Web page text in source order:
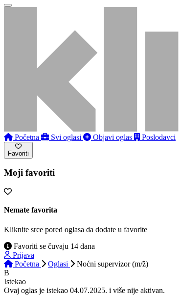
Početna Svi oglasi Objavi oglas Poslodavci
Favoriti
Moji favoriti
Nemate favorita
Kliknite srce pored oglasa da dodate u favorite
Favoriti se čuvaju 14 dana
Prijava
Početna
Oglasi
Noćni supervizor (m/ž)
B
Istekao
Ovaj oglas je istekao 04.07.2025. i više nije aktivan.